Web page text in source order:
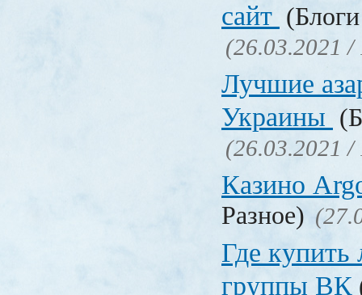
сайт
(26.03.2021 /
Лучшие
Украины
(26.03.2021 /
Казино
Разное)
Где купить
группы ВК